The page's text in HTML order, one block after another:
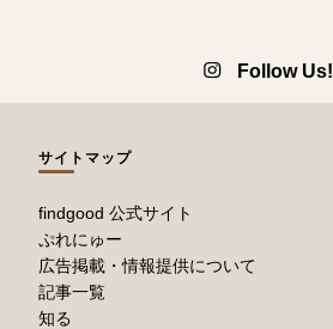
Follow Us!
サイトマップ
findgood 公式サイト
ぷれにゅー
広告掲載・情報提供について
記事一覧
知る